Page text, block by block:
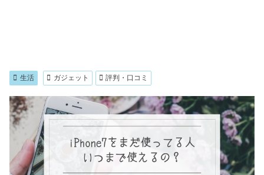
生活 ガジェット 評判・口コミ